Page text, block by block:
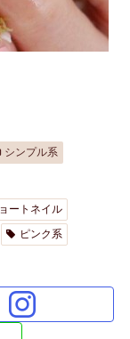
シンプル系
ートネイル
ピンク系